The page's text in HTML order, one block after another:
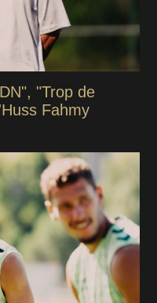
"Trop de
Fahmy